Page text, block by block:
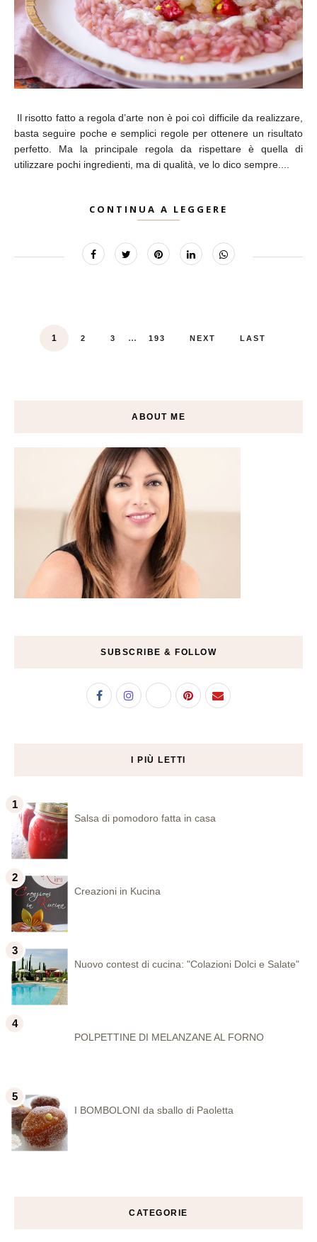
Il risotto fatto a regola d’arte non è poi coì difficile da realizzare,
basta seguire poche e semplici regole per ottenere un risultato
perfetto. Ma la principale regola da rispettare è quella di
utilizzare pochi ingredienti, ma di qualità, ve lo dico sempre....
CONTINUA A LEGGERE
1 2 3 ... 193 NEXT LAST
ABOUT ME
SUBSCRIBE & FOLLOW
I PIÙ LETTI
Salsa di pomodoro fatta in casa
Creazioni in Kucina
Nuovo contest di cucina: "Colazioni Dolci e Salate"
POLPETTINE DI MELANZANE AL FORNO
I BOMBOLONI da sballo di Paoletta
CATEGORIE